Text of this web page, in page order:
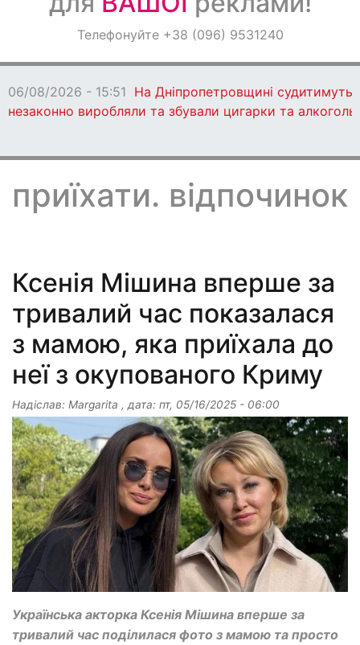
ОголошенняТелефонуйте +38 (096) 9531240
06/08/2026 - 15:51 На Дніпропетровщині судитимуть
незаконно виробляли та збували цигарки та алкоголь
приїхати. відпочинок
Ксенія Мішина вперше за
тривалий час показалася
з мамою, яка приїхала до
неї з окупованого Криму
Надіслав: Margarita , дата: пт, 05/16/2025 - 06:00
Українська акторка Ксенія Мішина вперше за
тривалий час поділилася фото з мамою та просто